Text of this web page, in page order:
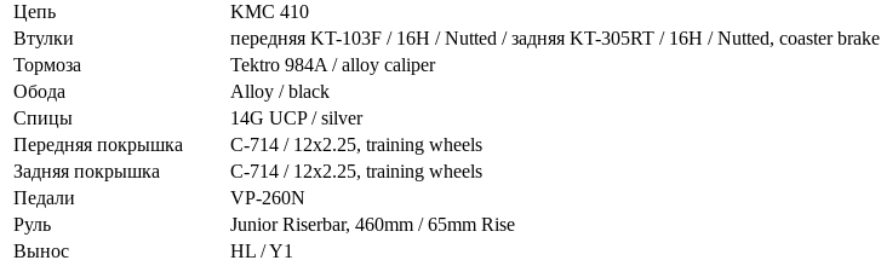
Цепь
KMC 410
Втулки
передняя KT-103F / 16H / Nutted / задняя KT-305RT / 16H / Nutted, coaster brake
Тормоза
Tektro 984A / alloy caliper
Обода
Alloy / black
Спицы
14G UCP / silver
Передняя покрышка
C-714 / 12x2.25, training wheels
Задняя покрышка
C-714 / 12x2.25, training wheels
Педали
VP-260N
Руль
Junior Riserbar, 460mm / 65mm Rise
Вынос
HL / Y1